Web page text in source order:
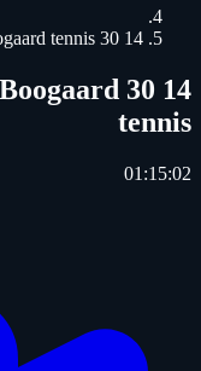
14 30 Timofei Derepasko Thijs Boogaard tennis
Boogaard
tennis
01:15:02